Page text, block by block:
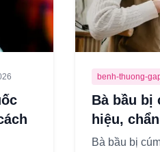
benh-thuong-
Bà bầu bị
hiệu,
Bà bầu bị